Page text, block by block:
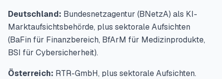
Deutschland: Bundesnetzagentur (BNetzA) als KI-
Marktaufsichtsbehörde, plus sektorale Aufsichten
(BaFin für Finanzbereich, BfArM für Medizinprodukte,
BSI für Cybersicherheit).
Österreich: RTR-GmbH, plus sektorale Aufsichten.